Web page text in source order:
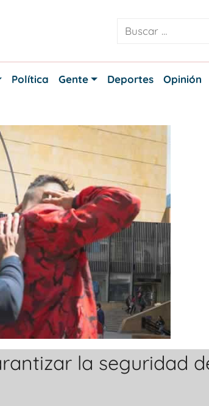
Política Gente Deportes Opinión
la seguridad